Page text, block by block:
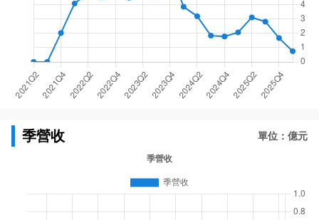
季營收 單位：億元